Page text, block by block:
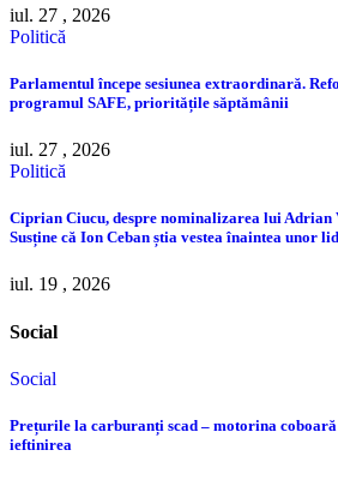
iul. 27 , 2026
Politică
Parlamentul începe sesiunea extraordinară.
programul SAFE, prioritățile săptămânii
iul. 27 , 2026
Politică
Ciprian Ciucu, despre nominalizarea lui Adrian
Susține că Ion Ceban știa vestea înaintea unor
iul. 19 , 2026
Social
Social
Prețurile la carburanți scad – motorina coboară
ieftinirea